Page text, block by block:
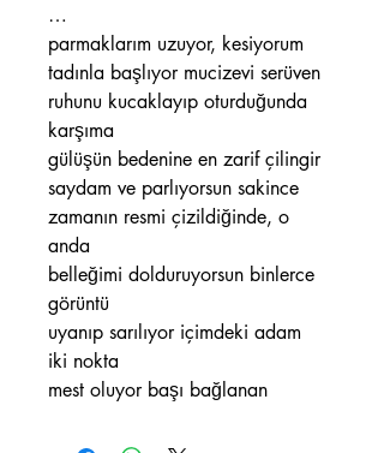
…
parmaklarım uzuyor, kesiyorum
tadınla başlıyor mucizevi serüven
ruhunu kucaklayıp oturduğunda
karşıma
gülüşün bedenine en zarif çilingir
saydam ve parlıyorsun sakince
zamanın resmi çizildiğinde, o
anda
belleğimi dolduruyorsun binlerce
görüntü
uyanıp sarılıyor içimdeki adam
iki nokta
mest oluyor başı bağlanan